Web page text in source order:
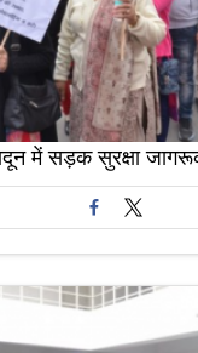
में सड़क सुरक्षा